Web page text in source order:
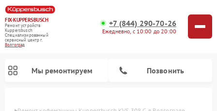
FIX-KUPPERSBUSCH
Ремонт устройств
Kuppersbusch
Специализированный
cервисный центр г.
Волгоград
+7 (844) 290-70-26
Ежедневно, с 10:00 до 20:00
Мы ремонтируем Позвонить